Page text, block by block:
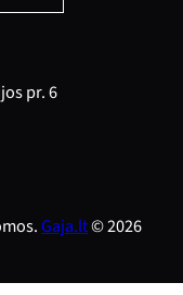
pr. 6
Gaja.lt© 2026